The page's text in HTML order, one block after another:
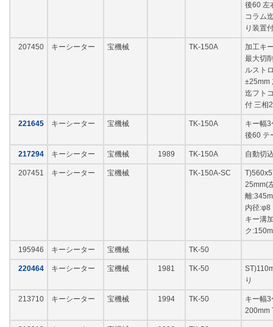
後60 左
コラム
り装置
207450 キーシーター 宝機械 TK-150A
加工キ
最大切
ルスト
±25mm
迄フト
付 三相
221645 キーシーター 宝機械 TK-150A
キー幅
後60 テ
217294 キーシーター 宝機械 1989 TK-150A 自動切
207451 キーシーター 宝機械 TK-150A-SC
25mm(
離
内径:φ8
キー溝
ク
195946 キーシーター 宝機械 TK-50
220464 キーシーター 宝機械 1981 TK-50
り
213710 キーシーター 宝機械 1994 TK-50
キー幅
200mm